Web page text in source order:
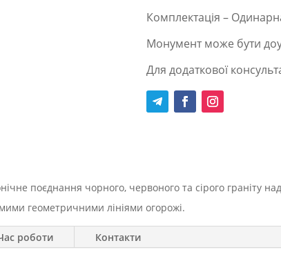
Комплектація –
Монумент може бути
Для додаткової
поєднання чорного, червоного та сірого граніту
геометричними лініями огорожі.
роботи Контакти